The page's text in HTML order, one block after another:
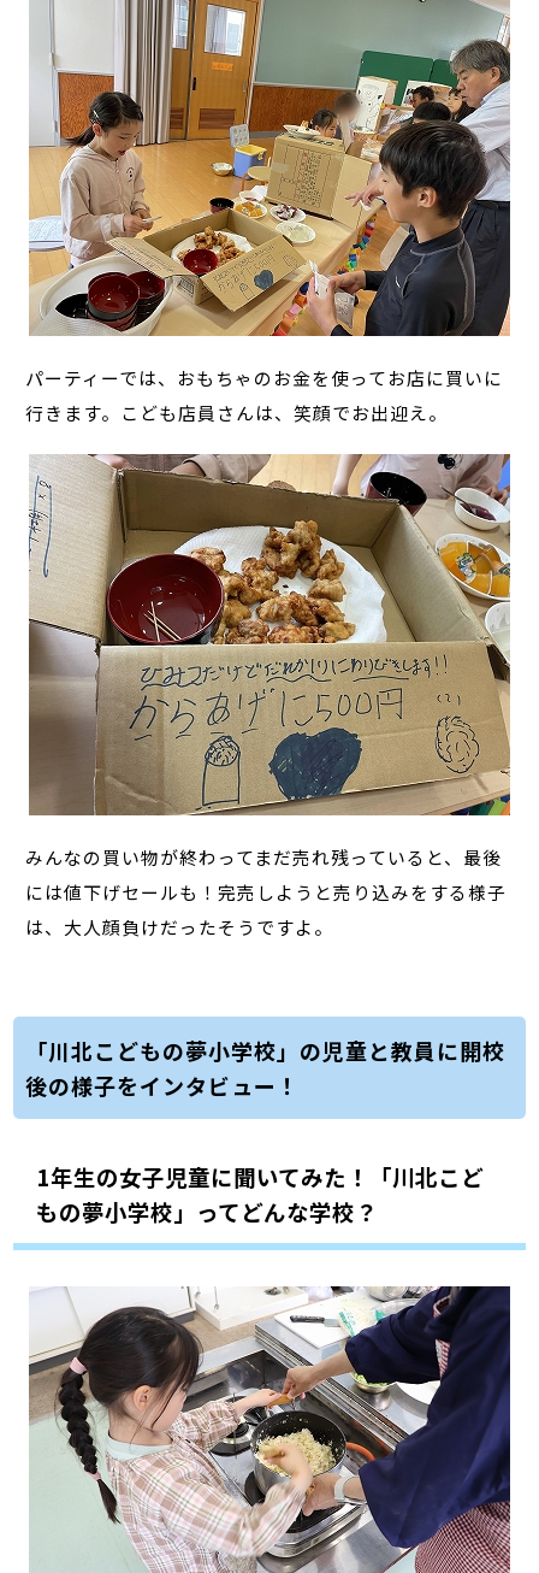
パーティーでは、おもちゃのお金を使ってお店に買いに
行きます。こども店員さんは、笑顔でお出迎え。
みんなの買い物が終わってまだ売れ残っていると、最後
には値下げセールも！完売しようと売り込みをする様子
は、大人顔負けだったそうですよ。
「川北こどもの夢小学校」の児童と教員に開校
後の様子をインタビュー！
1年生の女子児童に聞いてみた！「川北こど
もの夢小学校」ってどんな学校？